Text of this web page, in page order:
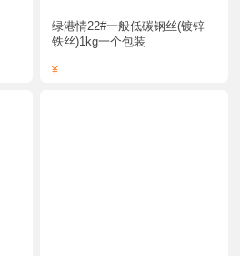
绿港情22#一般低碳钢丝(镀锌
铁丝)1kg一个包装
¥